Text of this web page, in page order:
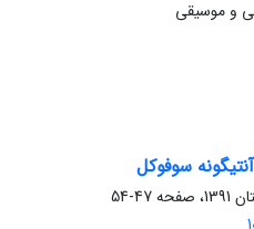
سوفوکل
47-54